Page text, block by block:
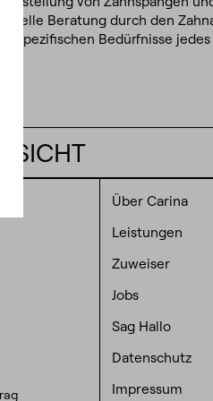
Beratung durch den
spezifischen Bedürfnisse
Über Carina
Leistungen
Zuweiser
Jobs
Sag Hallo
Datenschutz
Impressum